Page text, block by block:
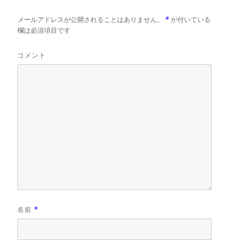
メールアドレスが公開されることはありません。 * が付いている
欄は必須項目です
コメント
名前 *